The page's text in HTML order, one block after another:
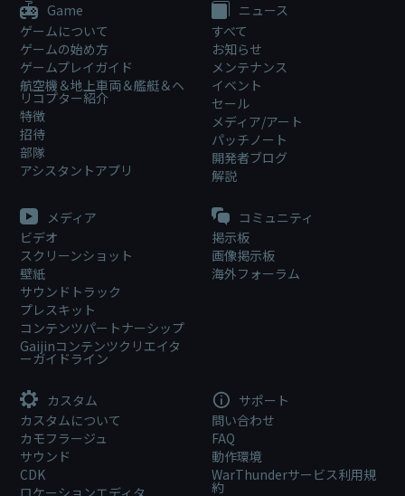
Game
ゲームについて
ゲームの始め方
ゲームプレイガイド
航空機＆地上車両＆艦艇＆ヘ
リコプター紹介
特徴
招待
部隊
アシスタントアプリ
ニュース
すべて
お知らせ
メンテナンス
イベント
セール
メディア/アート
パッチノート
開発者ブログ
解説
メディア
ビデオ
スクリーンショット
壁紙
サウンドトラック
プレスキット
コンテンツパートナーシップ
Gaijinコンテンツクリエイタ
ーガイドライン
コミュニティ
掲示板
画像掲示板
海外フォーラム
カスタム
カスタムについて
カモフラージュ
サウンド
CDK
ロケーションエディタ
サポート
問い合わせ
FAQ
動作環境
WarThunderサービス利用規
約